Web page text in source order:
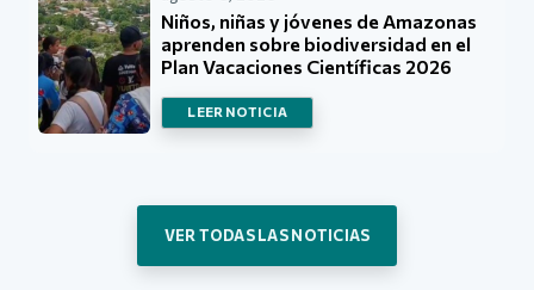
Niños, niñas y jóvenes de Amazonas
aprenden sobre biodiversidad en el
Plan Vacaciones Científicas 2026
LEER NOTICIA
VER TODAS LAS NOTICIAS